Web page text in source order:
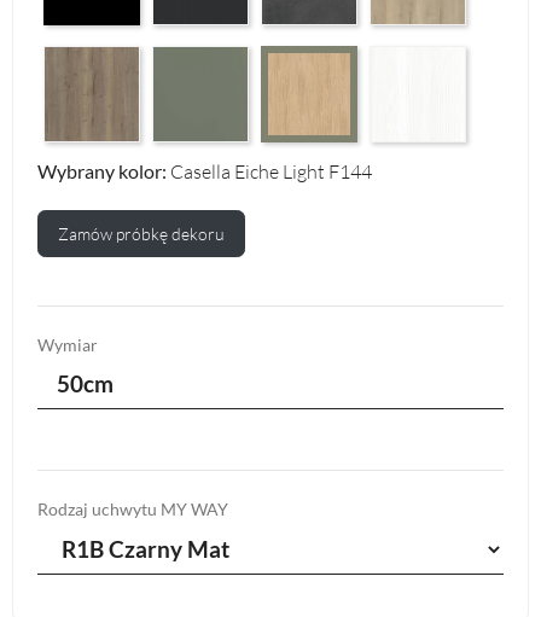
Reed Green F143
Wybrany kolor: Casella Eiche Light F144
Zamów próbkę dekoru
Wymiar
50cm
Rodzaj uchwytu MY WAY